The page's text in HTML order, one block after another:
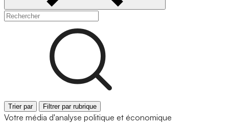
Trier par Filtrer par rubrique
Votre média d'analyse politique et économique